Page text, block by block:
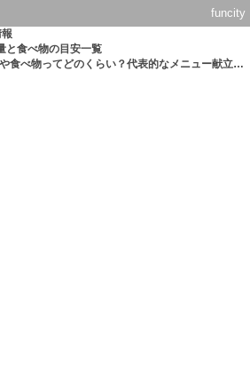
funcity
と食べ物の目安一覧
＞2555キロカロリーの食事や食べ物ってどのくらい？代表的なメニュー献立一覧